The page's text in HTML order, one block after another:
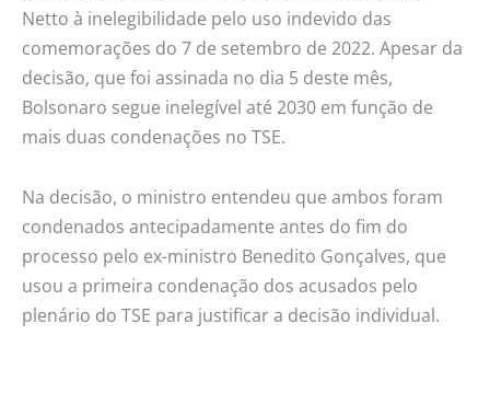
Netto à inelegibilidade pelo uso indevido das
comemorações do 7 de setembro de 2022. Apesar da
decisão, que foi assinada no dia 5 deste mês,
Bolsonaro segue inelegível até 2030 em função de
mais duas condenações no TSE.
Na decisão, o ministro entendeu que ambos foram
condenados antecipadamente antes do fim do
processo pelo ex-ministro Benedito Gonçalves, que
usou a primeira condenação dos acusados pelo
plenário do TSE para justificar a decisão individual.